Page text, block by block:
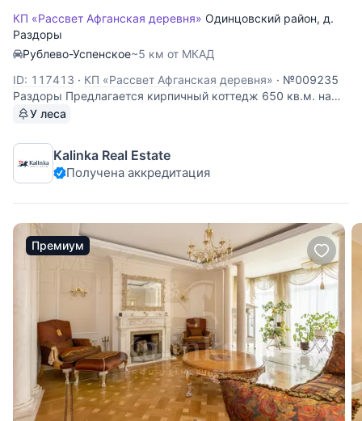
КП «Рассвет Афганская деревня» Одинцовский район, д.
Раздоры
Рублево-Успенское~5 км от МКАД
ID: 117413 · КП «Рассвет Афганская деревня» · №009235
Раздоры Предлагается кирпичный коттедж 650 кв.м. на
лесном участке 17 соток в охраняемом поселке в
спортзал, с/у, котельная; 1 этаж: прихожая, кухня,
столовая, гостиная с камином, кабинет,
У леса
Kalinka Real Estate
Получена аккредитация
Премиум